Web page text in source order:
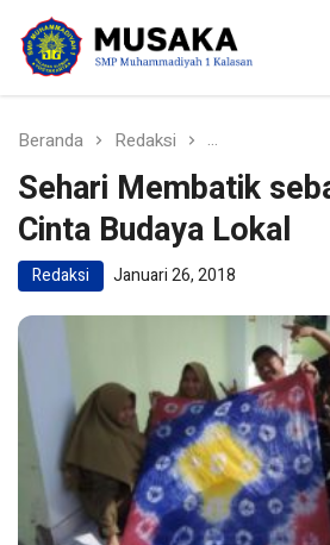
SMP Muhammadiyah 1
Kalasan
Situs Resmi SMP Muhammadiyah 1 Kalasan
Beranda Redaksi Sehari
Sehari Membatik
Cinta Budaya Lokal
Redaksi Januari 26, 2018